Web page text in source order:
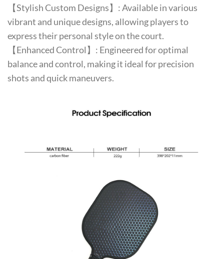
【Stylish Custom Designs】: Available in various
vibrant and unique designs, allowing players to
express their personal style on the court.
【Enhanced Control】: Engineered for optimal
balance and control, making it ideal for precision
shots and quick maneuvers.